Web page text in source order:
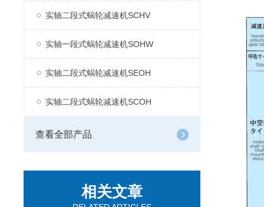
实轴二段式蜗轮减速机SCHV
实轴一段式蜗轮减速机SOHW
实轴二段式蜗轮减速机SEOH
实轴二段式蜗轮减速机SCOH
查看全部产品
相关文章